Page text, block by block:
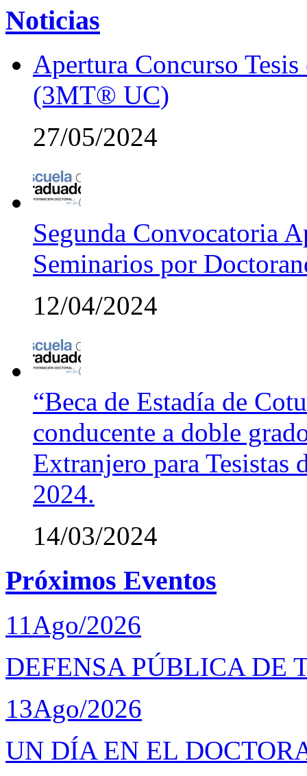
Noticias
Apertura Concurso
(3MT® UC)
27/05/2024
Segunda Convocatoria
Seminarios por
12/04/2024
“Beca de Estadía de
conducente a doble
Extranjero para Tesistas
2024.
14/03/2024
Próximos Eventos
11Ago/2026
DEFENSA PÚBLICA DE
13Ago/2026
UN DÍA EN EL